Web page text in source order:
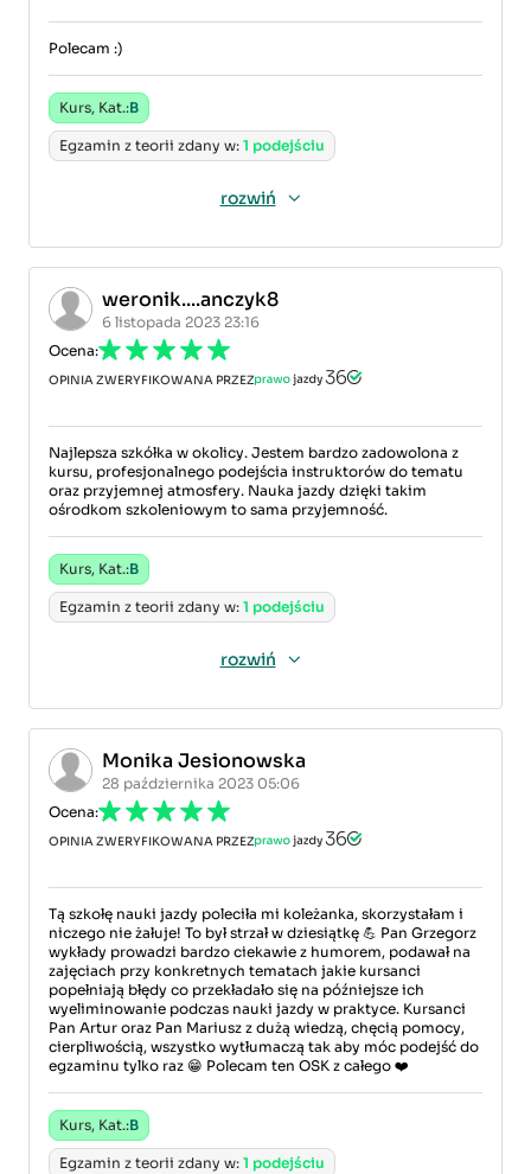
Polecam :)
Kurs, Kat.:B
Egzamin z teorii zdany w: 1 podejściu
rozwiń
weronik....anczyk8
6 listopada 2023 23:16
Ocena:
OPINIA ZWERYFIKOWANA PRZEZ
Najlepsza szkółka w okolicy. Jestem bardzo zadowolona z
kursu, profesjonalnego podejścia instruktorów do tematu
oraz przyjemnej atmosfery. Nauka jazdy dzięki takim
ośrodkom szkoleniowym to sama przyjemność.
Kurs, Kat.:B
Egzamin z teorii zdany w: 1 podejściu
rozwiń
Monika Jesionowska
28 października 2023 05:06
Ocena:
OPINIA ZWERYFIKOWANA PRZEZ
Tą szkołę nauki jazdy poleciła mi koleżanka, skorzystałam i
niczego nie żałuje! To był strzał w dziesiątkę 💪 Pan Grzegorz
wykłady prowadzi bardzo ciekawie z humorem, podawał na
zajęciach przy konkretnych tematach jakie kursanci
popełniają błędy co przekładało się na późniejsze ich
wyeliminowanie podczas nauki jazdy w praktyce. Kursanci
Pan Artur oraz Pan Mariusz z dużą wiedzą, chęcią pomocy,
cierpliwością, wszystko wytłumaczą tak aby móc podejść do
egzaminu tylko raz 😁 Polecam ten OSK z całego ❤️
Kurs, Kat.:B
Egzamin z teorii zdany w: 1 podejściu